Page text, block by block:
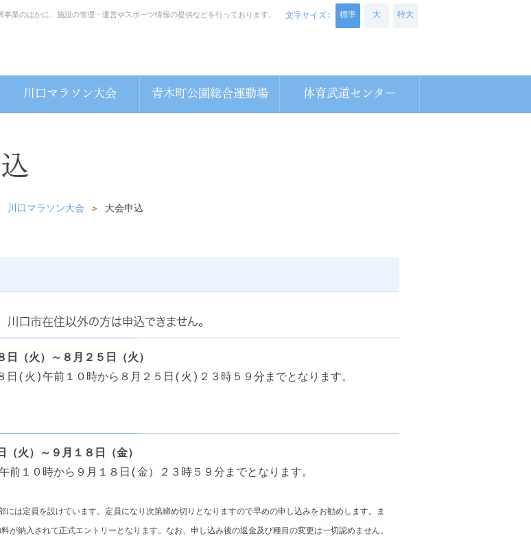
業のほかに、施設の管理・運営やスポーツ情報の提供などを行っております。 文字サイズ: 標準 大 特大
川口マラソン大会 青木町公園総合運動場 体育武道センター
川口マラソン大会 ＞ 大会申込
口市在住以外の方は申込できません。
日（火）
～８月２５日（火）
日(火)午前１０時から８月２５日(火)２３時５９分までとなります。
（火）～９月１８日（金）
１０時から９月１８日(金）２３時５９分までとなります。
には定員を設けています。定員になり次第締め切りとなりますので早めの申し込みをお勧めします。ま
が納入されて正式エントリーとなります。なお、申し込み後の返金及び種目の変更は一切認めません。